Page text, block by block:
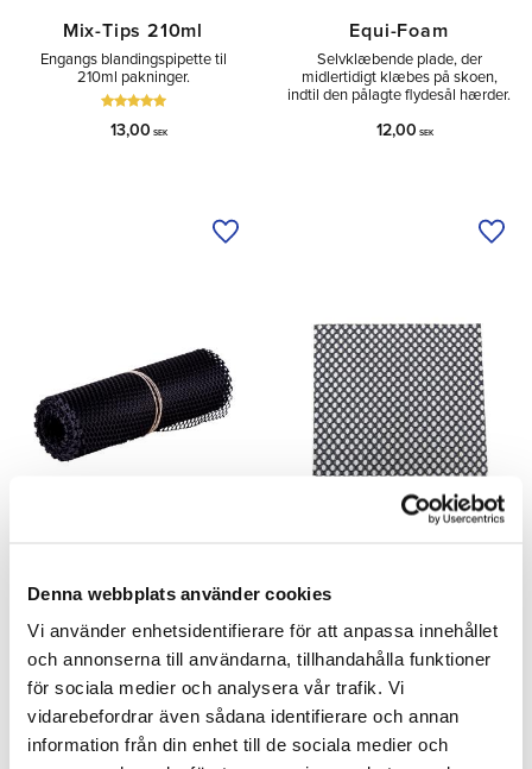
Denna webbplats använder cookies
Vi använder enhetsidentifierare för att anpassa innehållet
och annonserna till användarna, tillhandahålla funktioner
för sociala medier och analysera vår trafik. Vi
vidarebefordrar även sådana identifierare och annan
information från din enhet till de sociala medier och
Mix-Tips 210ml
Engangs blandingspipette til
210ml pakninger.
13,00 SEK
Tilføj til ønskeliste
Equi-Foam
Selvklæbende plade, der
midlertidigt klæbes på skoen,
indtil den pålagte flydesål hærder.
12,00 SEK
øget styrke og holdbarhed.
136,00
Tilføj til ønskeliste
INFO
til flydesåler for øget styrke og
146,00
INFO